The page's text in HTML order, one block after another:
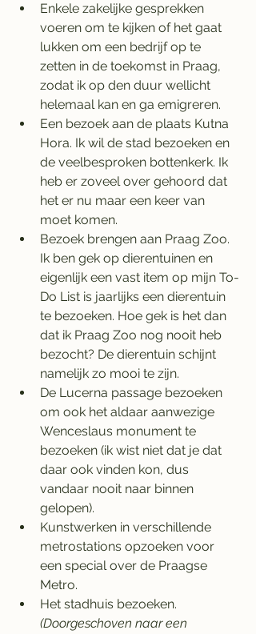
Enkele zakelijke gesprekken
voeren om te kijken of het gaat
lukken om een bedrijf op te
zetten in de toekomst in Praag,
zodat ik op den duur wellicht
helemaal kan en ga emigreren.
Een bezoek aan de plaats Kutna
Hora. Ik wil de stad bezoeken en
de veelbesproken bottenkerk. Ik
heb er zoveel over gehoord dat
het er nu maar een keer van
moet komen.
Bezoek brengen aan Praag Zoo.
Ik ben gek op dierentuinen en
eigenlijk een vast item op mijn To-
Do List is jaarlijks een dierentuin
te bezoeken. Hoe gek is het dan
dat ik Praag Zoo nog nooit heb
bezocht? De dierentuin schijnt
namelijk zo mooi te zijn.
De Lucerna passage bezoeken
om ook het aldaar aanwezige
Wenceslaus monument te
bezoeken (ik wist niet dat je dat
daar ook vinden kon, dus
vandaar nooit naar binnen
gelopen).
Kunstwerken in verschillende
metrostations opzoeken voor
een special over de Praagse
Metro.
Het stadhuis bezoeken.
(Doorgeschoven naar een